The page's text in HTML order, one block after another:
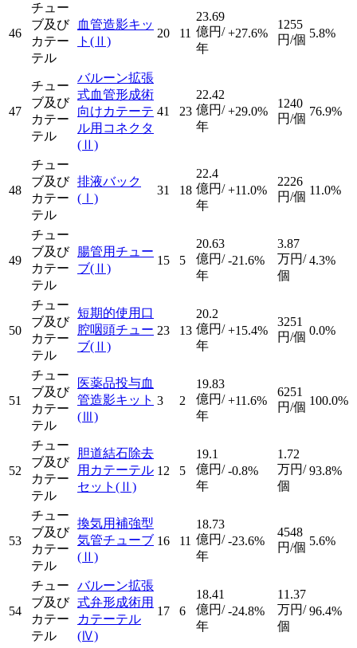
46
チュー
ブ及び
カテー
テル
血管造影キッ
ト (Ⅱ)
20 11
23.69
億円/
年
+27.6%
1255
円/個 5.8%
47
チュー
ブ及び
カテー
テル
バルーン拡張
式血管形成術
向けカテーテ
ル用コネクタ
(Ⅱ)
41 23
22.42
億円/
年
+29.0%
1240
円/個
76.9%
48
チュー
ブ及び
カテー
テル
排液バック
(Ⅰ)
31 18
22.4
億円/
年
+11.0%
2226
円/個 11.0%
49
チュー
ブ及び
カテー
テル
腸管用チュー
ブ(Ⅱ)
15 5
20.63
億円/
年
-21.6%
3.87
万円/
個
4.3%
50
チュー
ブ及び
カテー
テル
短期的使用口
腔咽頭チュー
ブ(Ⅱ)
23 13
20.2
億円/
年
+15.4%
3251
円/個 0.0%
51
チュー
ブ及び
カテー
テル
医薬品投与血
管造影キット
(Ⅲ)
3 2
19.83
億円/
年
+11.6%
6251
円/個 100.0%
52
チュー
ブ及び
カテー
テル
胆道結石除去
用カテーテル
セット (Ⅱ)
12 5
19.1
億円/
年
-0.8%
1.72
万円/
個
93.8%
53
チュー
ブ及び
カテー
テル
換気用補強型
気管チューブ
(Ⅱ)
16 11
18.73
億円/
年
-23.6%
4548
円/個 5.6%
54
チュー
ブ及び
カテー
テル
バルーン拡張
式弁形成術用
カテーテル
(Ⅳ)
17 6
18.41
億円/
年
-24.8%
11.37
万円/
個
96.4%